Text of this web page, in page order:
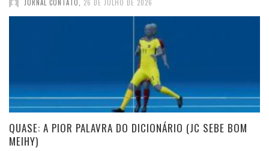
JORNAL CONTATO 26 DE JULHO DE 2026
QUASE: A PIOR PALAVRA DO DICIONÁRIO (JC SEBE BOM
MEIHY)